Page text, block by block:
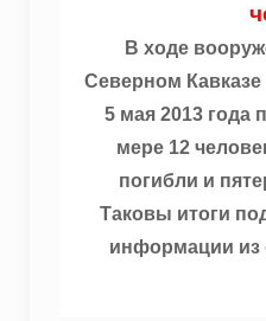
В ходе
Северном Кавказе
5 мая 2013 года
мере 12
погибли и
Таковы итоги
информации из